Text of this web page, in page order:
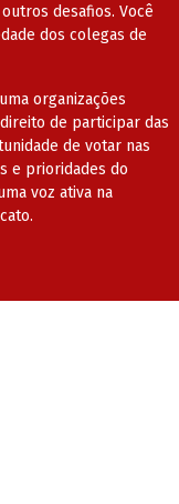
desafios. Você
dos colegas de
organizações
de participar das
de votar nas
e prioridades do
voz ativa na